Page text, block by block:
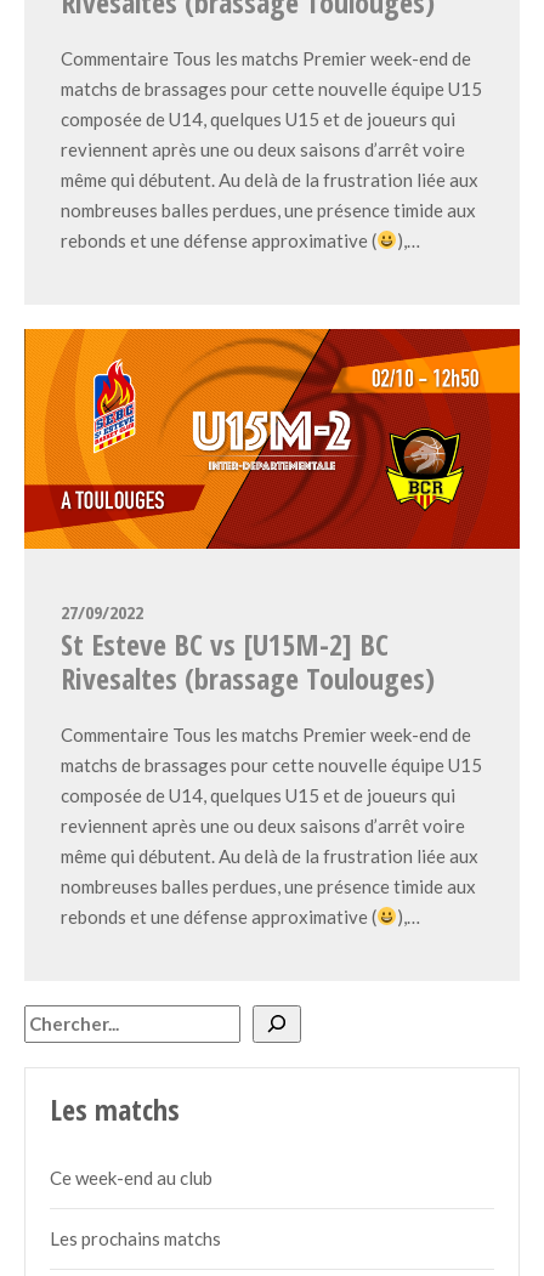
Commentaire Tous les matchs Premier week-end de
matchs de brassages pour cette nouvelle équipe U15
composée de U14, quelques U15 et de joueurs qui
reviennent après une ou deux saisons d’arrêt voire
même qui débutent. Au delà de la frustration liée aux
nombreuses balles perdues, une présence timide aux
rebonds et une défense approximative (
),…
27/09/2022
St Esteve BC vs [U15M-2] BC
Rivesaltes (brassage Toulouges)
Commentaire Tous les matchs Premier week-end de
matchs de brassages pour cette nouvelle équipe U15
composée de U14, quelques U15 et de joueurs qui
reviennent après une ou deux saisons d’arrêt voire
même qui débutent. Au delà de la frustration liée aux
nombreuses balles perdues, une présence timide aux
rebonds et une défense approximative (
),…
Rechercher
Les matchs
Ce week-end au club
Les prochains matchs